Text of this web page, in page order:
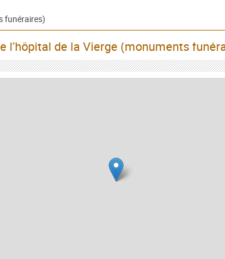
funéraires)
l’hôpital de la Vierge (monuments